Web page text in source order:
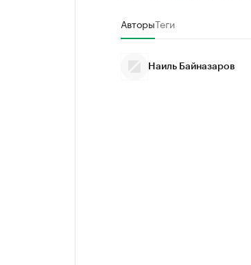
АвторыТеги
Наиль Байназаров